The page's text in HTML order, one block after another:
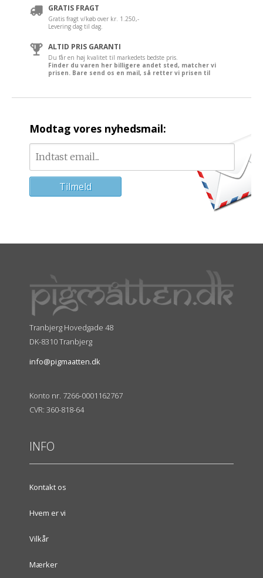
GRATIS FRAGT
Gratis fragt v/køb over kr. 1.250,-
Levering dag til dag.
ALTID PRIS GARANTI
Du får en høj kvalitet til markedets bedste pris.
Finder du varen her billigere andet sted, matcher vi
prisen. Bare send os en mail, så retter vi prisen til
Modtag vores nyhedsmail:
Tranbjerg Hovedgade 48
DK-8310 Tranbjerg
info@pigmaatten.dk
Konto nr. 7266-0001162767
CVR: 360-818-64
INFO
Kontakt os
Hvem er vi
Vilkår
Mærker